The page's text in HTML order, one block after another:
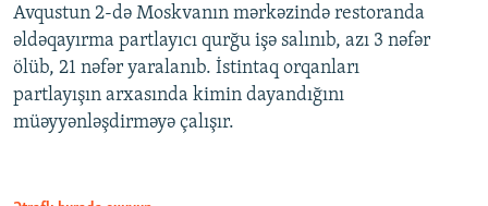
Avqustun 2-də Moskvanın mərkəzində restoranda
əldəqayırma partlayıcı qurğu işə salınıb, azı 3 nəfər
ölüb, 21 nəfər yaralanıb. İstintaq orqanları
partlayışın arxasında kimin dayandığını
müəyyənləşdirməyə çalışır.